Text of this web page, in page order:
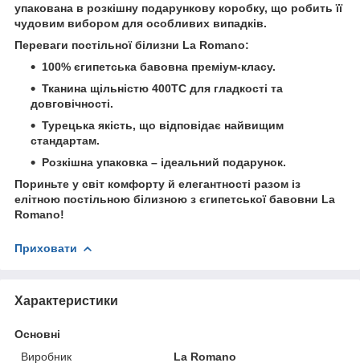
упакована в розкішну подарункову коробку, що робить її
чудовим вибором для особливих випадків.
Переваги постільної білизни La Romano:
100% єгипетська бавовна преміум-класу.
Тканина щільністю 400ТС для гладкості та
довговічності.
Турецька якість, що відповідає найвищим
стандартам.
Розкішна упаковка – ідеальний подарунок.
Пориньте у світ комфорту й елегантності разом із
елітною постільною білизною з єгипетської бавовни La
Romano!
Приховати
Характеристики
Основні
Виробник
La Romano